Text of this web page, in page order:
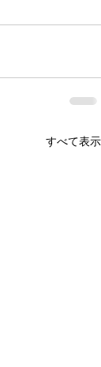
すべて表示